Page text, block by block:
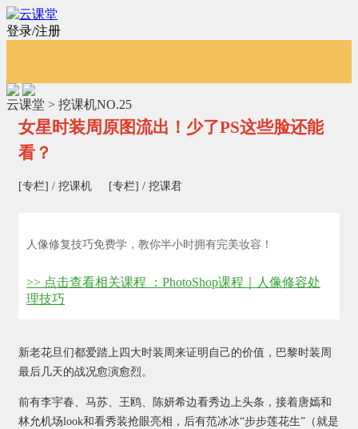
登录/注册
云课堂 > 挖课机NO.25
女星时装周原图流出！少了PS这些脸还能
看？
[专栏] / 挖课机 [专栏] / 挖课君
人像修复技巧免费学，教你半小时拥有完美妆容！
>> 点击查看相关课程 ：PhotoShop课程｜人像修容处
理技巧
新老花旦们都爱踏上四大时装周来证明自己的价值，巴黎时装周
最后几天的战况愈演愈烈。
前有李宇春、马苏、王鸥、陈妍希边看秀边上头条，接着唐嫣和
林允机场look和看秀装抢眼亮相，后有范冰冰“步步莲花生”（就是